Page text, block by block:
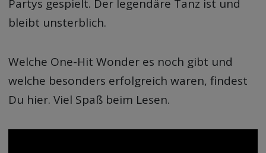
Partys gespielt. Der legendäre Tanz ist und
bleibt unsterblich.
Welche One-Hit Wonder es noch gibt und
welche besonders erfolgreich waren, findest
Du hier. Viel Spaß beim Lesen.